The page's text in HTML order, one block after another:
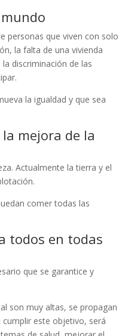
personas que viven con solo
la falta de una vivienda
discriminación de las
la igualdad y que sea
mejora de la
Actualmente la tierra y el
comer todas las
todos en todas
que se garantice y
son muy altas, se propagan
este objetivo, será